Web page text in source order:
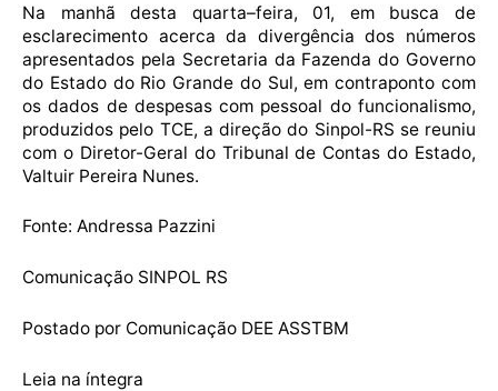
Na manhã desta quarta–feira, 01, em busca de
esclarecimento acerca da divergência dos números
apresentados pela Secretaria da Fazenda do Governo
do Estado do Rio Grande do Sul, em contraponto com
os dados de despesas com pessoal do funcionalismo,
produzidos pelo TCE, a direção do Sinpol-RS se reuniu
com o Diretor-Geral do Tribunal de Contas do Estado,
Valtuir Pereira Nunes.
Fonte: Andressa Pazzini
Comunicação SINPOL RS
Postado por Comunicação DEE ASSTBM
Leia na íntegra